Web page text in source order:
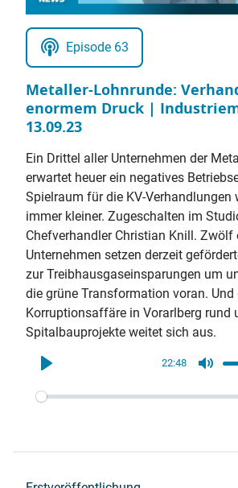
Episode 63
Metaller-Lohnrunde:
enormem Druck |
13.09.23
Ein Drittel aller Unternehmen der
erwartet heuer ein negatives
Spielraum für die KV-Verhandlungen
immer kleiner. Zugeschalten im
Chefverhandler Christian Knill. Zwölf
Unternehmen setzen derzeit
zur Treibhausgaseinsparungen um
die grüne Transformation voran. Und
Korruptionsaffäre in Vorarlberg rund
Spitalbauprojekte weitet sich aus.
22:48